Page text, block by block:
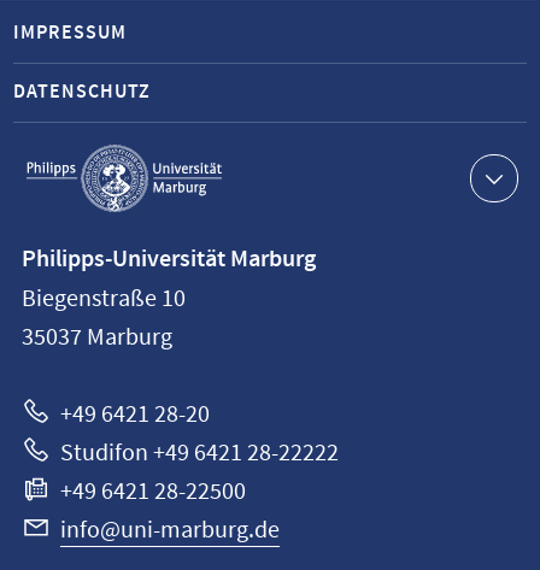
Service-
Navigation
IMPRESSUM
DATENSCHUTZ
Philipps-
Universität
Marburg
Philipps-Universität Marburg
Biegenstraße 10
35037 Marburg
+49 6421 28-20
Studifon +49 6421 28-22222
+49 6421 28-22500
info@uni-marburg.de